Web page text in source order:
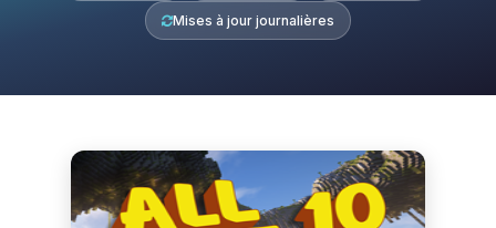
Mises à jour journalières